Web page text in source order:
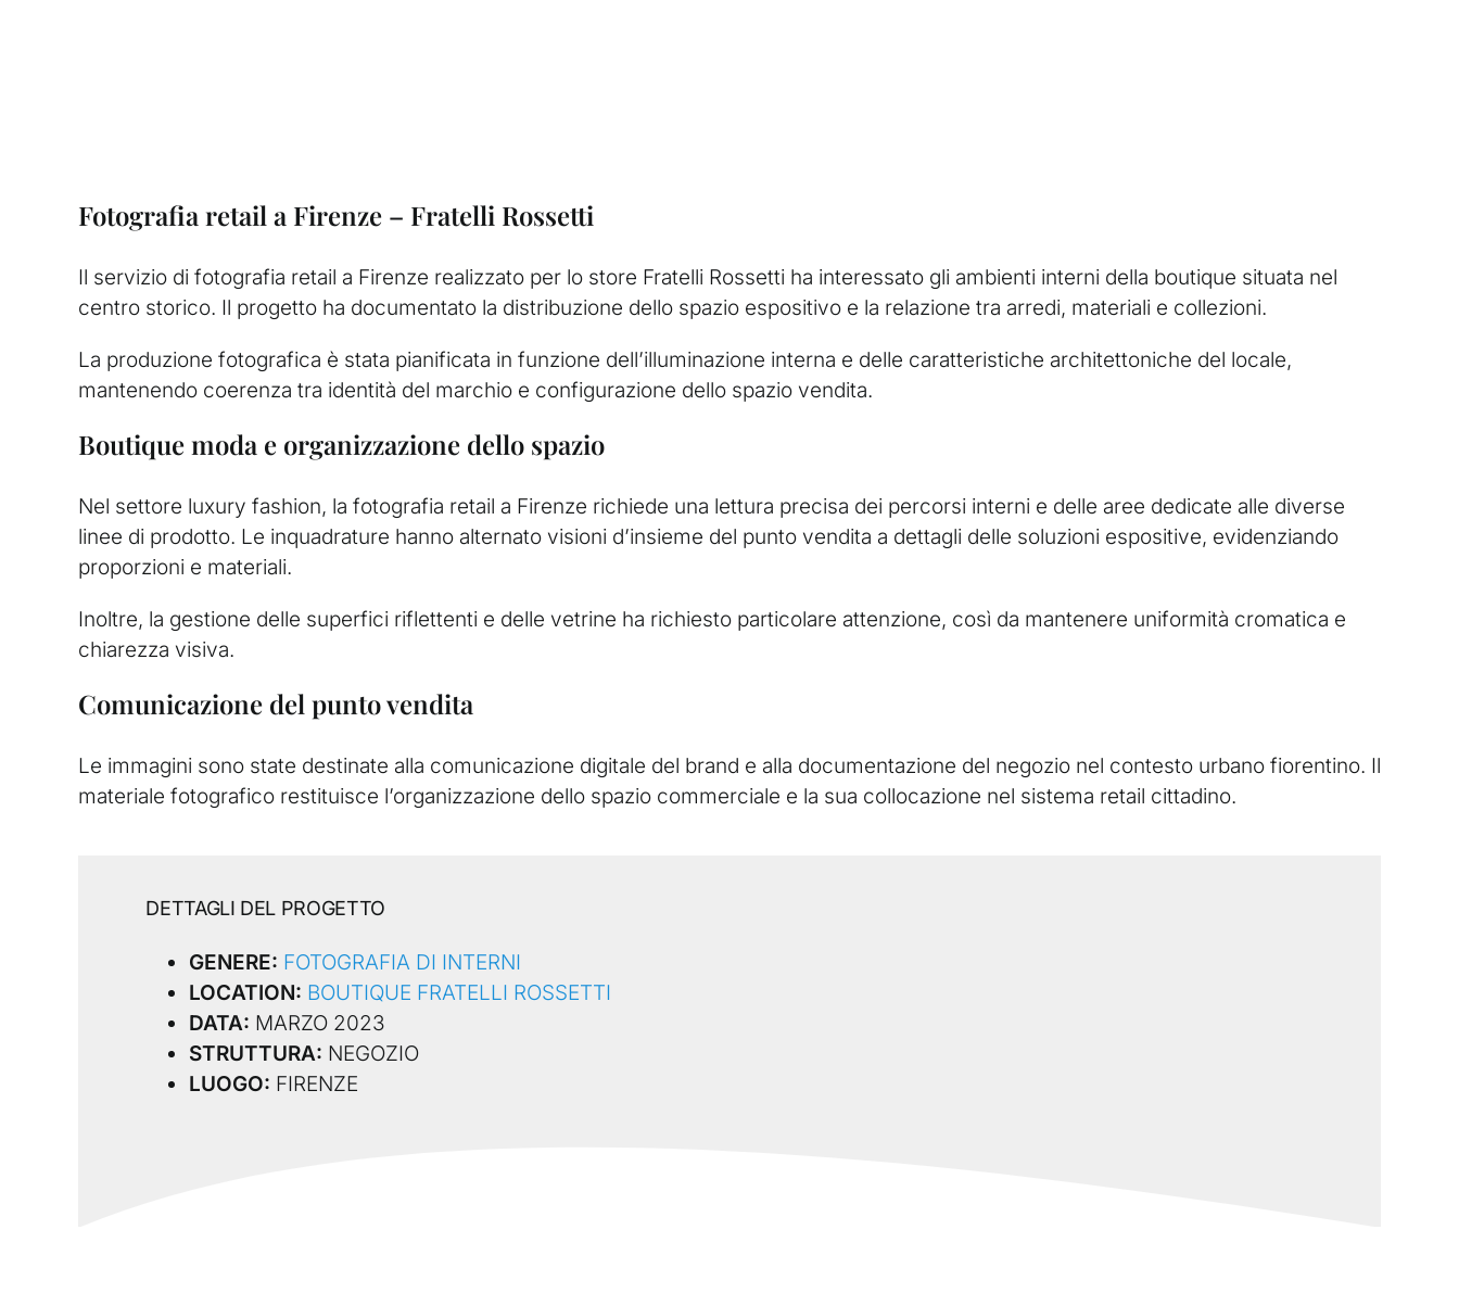
Fotografia retail a Firenze – Fratelli Rossetti
Il servizio di fotografia retail a Firenze realizzato per lo store Fratelli Rossetti ha interessato gli ambienti interni della boutique situata nel
centro storico. Il progetto ha documentato la distribuzione dello spazio espositivo e la relazione tra arredi, materiali e collezioni.
La produzione fotografica è stata pianificata in funzione dell’illuminazione interna e delle caratteristiche architettoniche del locale,
mantenendo coerenza tra identità del marchio e configurazione dello spazio vendita.
Boutique moda e organizzazione dello spazio
Nel settore luxury fashion, la fotografia retail a Firenze richiede una lettura precisa dei percorsi interni e delle aree dedicate alle diverse
linee di prodotto. Le inquadrature hanno alternato visioni d’insieme del punto vendita a dettagli delle soluzioni espositive, evidenziando
proporzioni e materiali.
Inoltre, la gestione delle superfici riflettenti e delle vetrine ha richiesto particolare attenzione, così da mantenere uniformità cromatica e
chiarezza visiva.
Comunicazione del punto vendita
Le immagini sono state destinate alla comunicazione digitale del brand e alla documentazione del negozio nel contesto urbano fiorentino. Il
materiale fotografico restituisce l’organizzazione dello spazio commerciale e la sua collocazione nel sistema retail cittadino.
DETTAGLI DEL PROGETTO
GENERE: FOTOGRAFIA DI INTERNI
LOCATION: BOUTIQUE FRATELLI ROSSETTI
DATA: MARZO 2023
STRUTTURA: NEGOZIO
LUOGO: FIRENZE